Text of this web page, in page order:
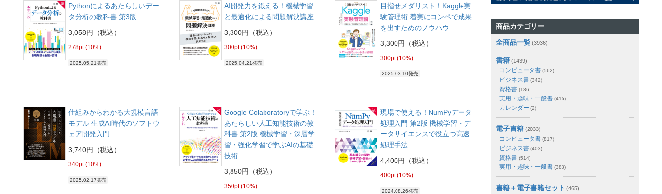
Pythonによるあたらしいデー
タ分析の教科書 第3版
3,058円（税込）
278pt (10%)
2025.05.21発売
AI開発力を鍛える！機械学習
と最適化による問題解決講座
3,300円（税込）
300pt (10%)
2025.04.21発売
目指せメダリスト！Kaggle実
験管理術 着実にコンペで成果
を出すためのノウハウ
3,300円（税込）
300pt (10%)
2025.03.10発売
仕組みからわかる大規模言語
モデル 生成AI時代のソフトウ
ェア開発入門
3,740円（税込）
340pt (10%)
2025.02.17発売
Google Colaboratoryで学ぶ！
あたらしい人工知能技術の教
科書 第2版 機械学習・深層学
習・強化学習で学ぶAIの基礎
技術
3,850円（税込）
350pt (10%)
現場で使える！NumPyデータ
処理入門 第2版 機械学習・デ
ータサイエンスで役立つ高速
処理手法
4,400円（税込）
400pt (10%)
2024.08.26発売
商品カテゴリー
全商品一覧 (3936)
書籍 (1439)
コンピュータ書 (562)
ビジネス書 (342)
資格書 (186)
実用・趣味・一般書 (415)
カレンダー (2)
電子書籍 (2033)
コンピュータ書 (817)
ビジネス書 (403)
資格書 (514)
実用・趣味・一般書 (383)
書籍＋電子書籍セット (465)